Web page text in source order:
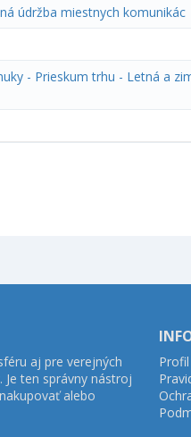
údržba miestnych komunikác
- Prieskum trhu - Letná a
aj pre verejných
ten správny nástroj
alebo
Profil